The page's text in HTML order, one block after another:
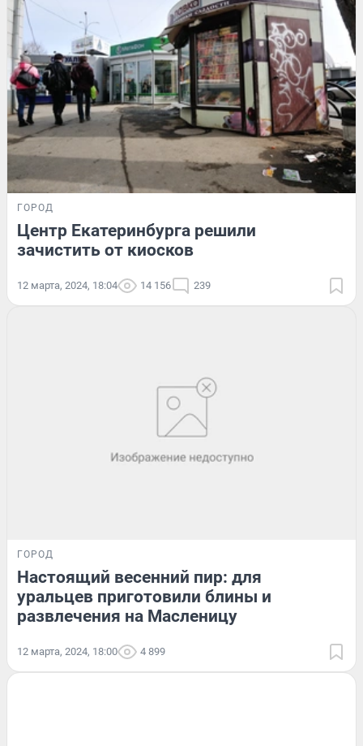
ГОРОД
Центр Екатеринбурга решили
зачистить от киосков
12 марта, 2024, 18:04 14 156 239
ГОРОД
Настоящий весенний пир: для
уральцев приготовили блины и
развлечения на Масленицу
12 марта, 2024, 18:00 4 899